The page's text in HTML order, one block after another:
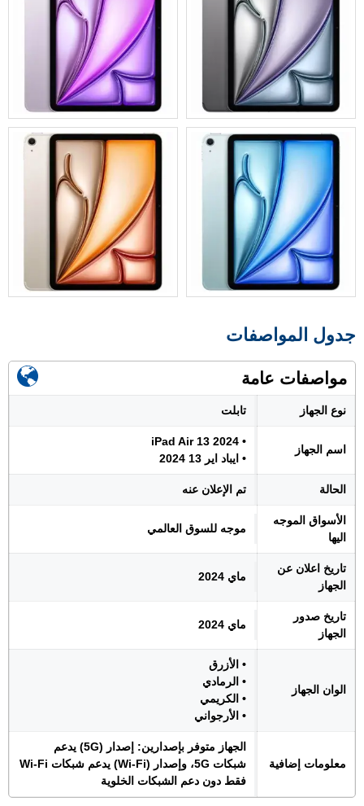
جدول المواصفات
مواصفات عامة
نوع الجهاز تابلت
اسم الجهاز
• iPad Air 13 2024
• ايباد اير 13 2024
الحالة تم الإعلان عنه
الأسواق الموجه
اليها
موجه للسوق العالمي
تاريخ اعلان عن
الجهاز
ماي 2024
تاريخ صدور
الجهاز
ماي 2024
الوان الجهاز
• الأزرق
• الرمادي
• الكريمي
• الأرجواني
معلومات إضافية
الجهاز متوفر بإصدارين: إصدار (5G) يدعم
شبكات 5G، وإصدار (Wi-Fi) يدعم شبكات Wi-Fi
فقط دون دعم الشبكات الخلوية